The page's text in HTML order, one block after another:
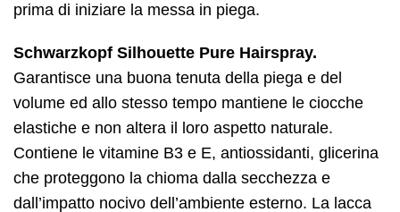
prima di iniziare la messa in piega.
Schwarzkopf Silhouette Pure Hairspray.
Garantisce una buona tenuta della piega e del
volume ed allo stesso tempo mantiene le ciocche
elastiche e non altera il loro aspetto naturale.
Contiene le vitamine B3 e E, antiossidanti, glicerina
che proteggono la chioma dalla secchezza e
dall’impatto nocivo dell’ambiente esterno. La lacca